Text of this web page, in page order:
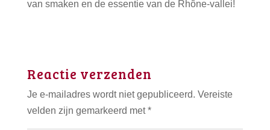
van smaken en de essentie van de Rhône-vallei!
Reactie verzenden
Je e-mailadres wordt niet gepubliceerd. Vereiste
velden zijn gemarkeerd met*